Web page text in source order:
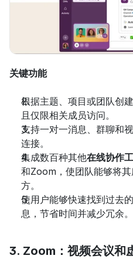
关键功能
根据主题、项目或团队创
且仅限相关成员访问。
支持一对一消息、群聊和
连接。
集成数百种其他在线协作
和Zoom，使团队能够将
方。
使用户能够快速找到过去
息，节省时间并减少冗余。
3. Zoom：视频会议和